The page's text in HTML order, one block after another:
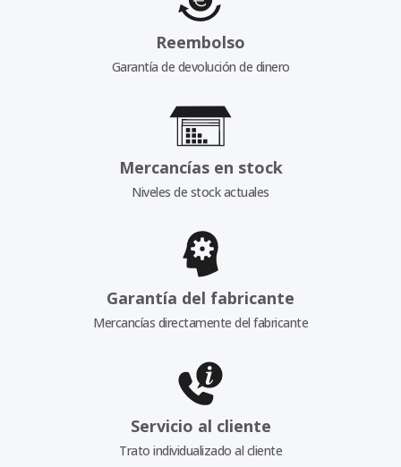
Reembolso
Garantía de devolución de dinero
Mercancías en stock
Niveles de stock actuales
Garantía del fabricante
Mercancías directamente del fabricante
Servicio al cliente
Trato individualizado al cliente